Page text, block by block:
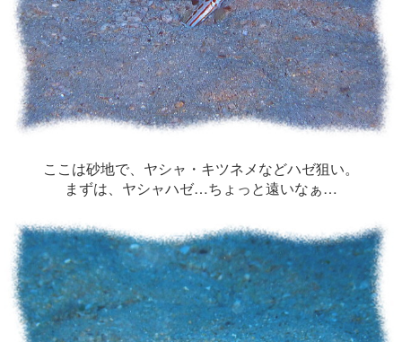
ここは砂地で、ヤシャ・キツネメなどハゼ狙い。
まずは、ヤシャハゼ…ちょっと遠いなぁ…